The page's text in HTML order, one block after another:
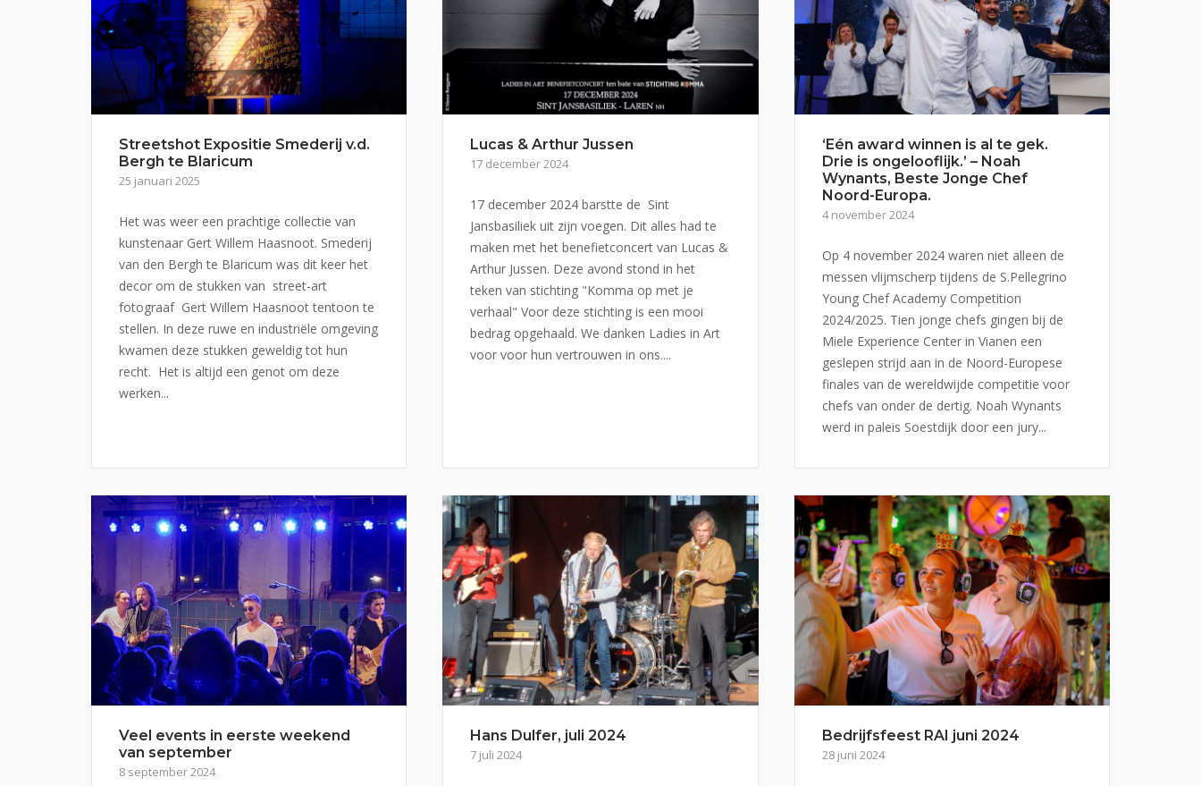
Streetshot Expositie Smederij v.d.
Bergh te Blaricum
25 januari 2025
Het was weer een prachtige collectie van
kunstenaar Gert Willem Haasnoot. Smederij
van den Bergh te Blaricum was dit keer het
decor om de stukken van street-art
fotograaf Gert Willem Haasnoot tentoon te
stellen. In deze ruwe en industriële omgeving
kwamen deze stukken geweldig tot hun
recht. Het is altijd een genot om deze
werken...
Lucas & Arthur Jussen
17 december 2024
17 december 2024 barstte de Sint
Jansbasiliek uit zijn voegen. Dit alles had te
maken met het benefietconcert van Lucas &
Arthur Jussen. Deze avond stond in het
teken van stichting "Komma op met je
verhaal" Voor deze stichting is een mooi
bedrag opgehaald. We danken Ladies in Art
voor voor hun vertrouwen in ons....
‘Eén award winnen is al te gek.
Drie is ongelooflijk.’ – Noah
Wynants, Beste Jonge Chef
Noord-Europa.
4 november 2024
Op 4 november 2024 waren niet alleen de
messen vlijmscherp tijdens de S.Pellegrino
Young Chef Academy Competition
2024/2025. Tien jonge chefs gingen bij de
Miele Experience Center in Vianen een
geslepen strijd aan in de Noord-Europese
finales van de wereldwijde competitie voor
chefs van onder de dertig. Noah Wynants
werd in paleis Soestdijk door een jury...
Veel events in eerste weekend
van september
8 september 2024
Hans Dulfer, juli 2024
7 juli 2024
Bedrijfsfeest RAI juni 2024
28 juni 2024